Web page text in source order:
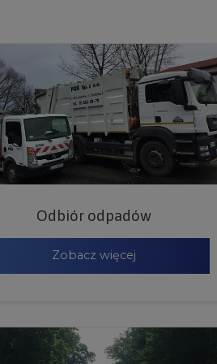
Odbiór odpadów
Zobacz więcej